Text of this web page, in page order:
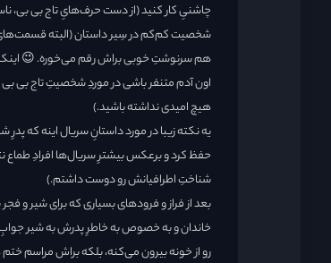
چاشنیِ کار کنید (از دست حرف‌هایِ تاج بی بی،
شخصیت کم‌کم در سِیر داستان (البته قسمت‌های
هم سرنوشتِ خوبی براش رقم می‌خوره. 😉 اینکه
اون آدم متنفر باشی در موردِ شخصیتِ تاج بی
هیچ امیدی نداشته باشید.)
یه نکته زیبا در مورد داستانِ سریال اینه
حفظ کرد و برعکس بیشترِ سریال‌ها افرادِ طماع
شناختِ اطرافیانش رو دوست داشتم.)
بعد از فراز و فرودهای بسیاری که برای شیر و
خاندان و به خصوص به خاطرِ پدرش به شیر جوابِ
رو از خونه بیرون می‌کنه، بلکه براش مراسم